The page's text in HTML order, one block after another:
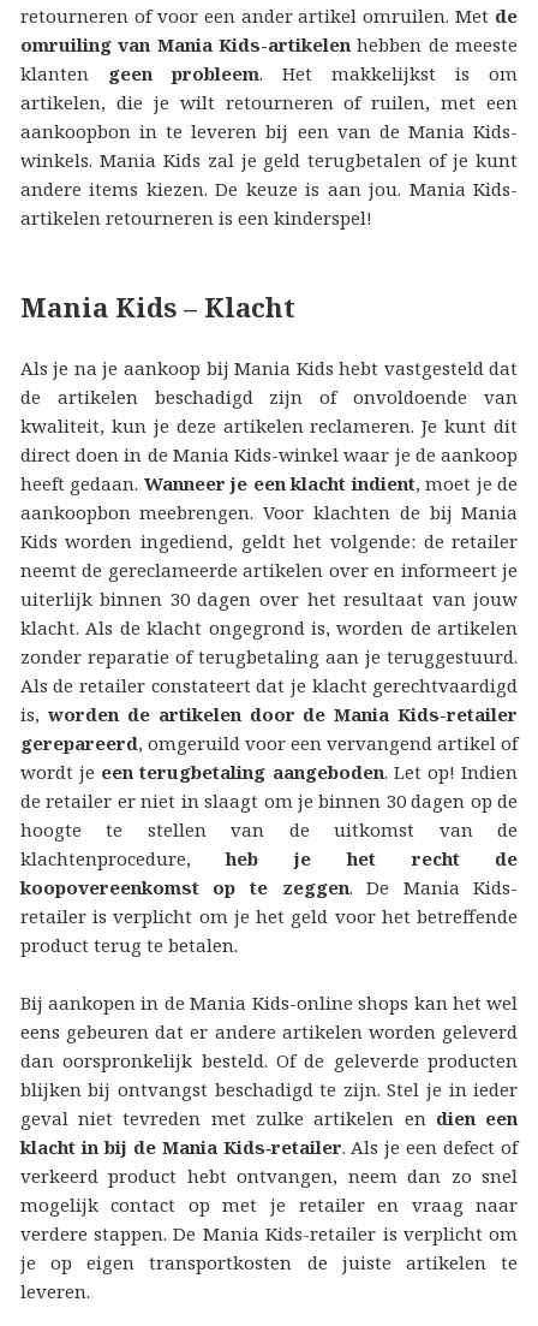
retourneren of voor een ander artikel omruilen. Met de
omruiling van Mania Kids-artikelen hebben de meeste
klanten geen probleem. Het makkelijkst is om
artikelen, die je wilt retourneren of ruilen, met een
aankoopbon in te leveren bij een van de Mania Kids-
winkels. Mania Kids zal je geld terugbetalen of je kunt
andere items kiezen. De keuze is aan jou. Mania Kids-
artikelen retourneren is een kinderspel!
Mania Kids – Klacht
Als je na je aankoop bij Mania Kids hebt vastgesteld dat
de artikelen beschadigd zijn of onvoldoende van
kwaliteit, kun je deze artikelen reclameren. Je kunt dit
direct doen in de Mania Kids-winkel waar je de aankoop
heeft gedaan. Wanneer je een klacht indient, moet je de
aankoopbon meebrengen. Voor klachten de bij Mania
Kids worden ingediend, geldt het volgende: de retailer
neemt de gereclameerde artikelen over en informeert je
uiterlijk binnen 30 dagen over het resultaat van jouw
klacht. Als de klacht ongegrond is, worden de artikelen
zonder reparatie of terugbetaling aan je teruggestuurd.
Als de retailer constateert dat je klacht gerechtvaardigd
is, worden de artikelen door de Mania Kids-retailer
gerepareerd, omgeruild voor een vervangend artikel of
wordt je een terugbetaling aangeboden. Let op! Indien
de retailer er niet in slaagt om je binnen 30 dagen op de
hoogte te stellen van de uitkomst van de
klachtenprocedure,heb je het recht de
koopovereenkomst op te zeggen. De Mania Kids-
retailer is verplicht om je het geld voor het betreffende
product terug te betalen.
Bij aankopen in de Mania Kids-online shops kan het wel
eens gebeuren dat er andere artikelen worden geleverd
dan oorspronkelijk besteld. Of de geleverde producten
blijken bij ontvangst beschadigd te zijn. Stel je in ieder
geval niet tevreden met zulke artikelen en dien een
klacht in bij de Mania Kids‑retailer. Als je een defect of
verkeerd product hebt ontvangen, neem dan zo snel
mogelijk contact op met je retailer en vraag naar
verdere stappen. De Mania Kids-retailer is verplicht om
je op eigen transportkosten de juiste artikelen te
leveren.